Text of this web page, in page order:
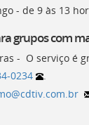
- de 9 às 13
grupos com
- O serviço é
0234
.